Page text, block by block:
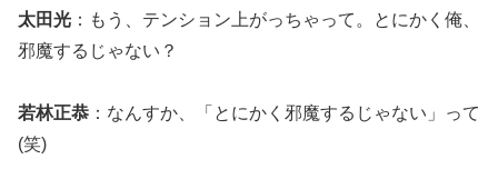
太田光 ：もう、テンション上がっちゃって。とにかく俺、
邪魔するじゃない？
若林正恭 ：なんすか、「とにかく邪魔するじゃない」って
(笑)